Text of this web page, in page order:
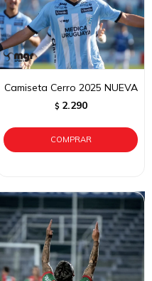
Camiseta Cerro 2025 NUEVA
$ 2.290